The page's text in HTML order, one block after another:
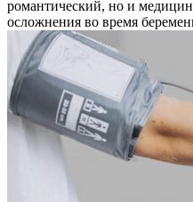
романтический, но и
осложнения во время